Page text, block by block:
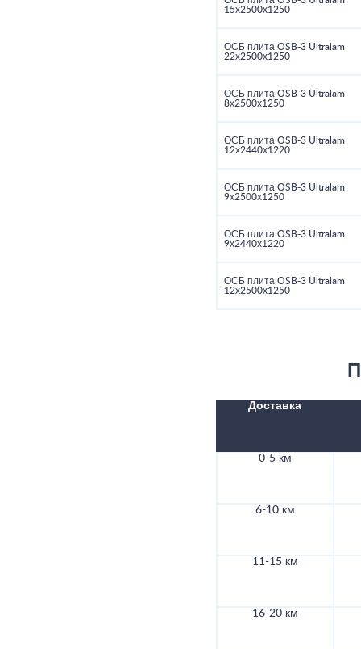
15х2500х1250
ОСБ плита OSB-3 Ultralam
22х2500х1250
ОСБ плита OSB-3 Ultralam
8х2500х1250
ОСБ плита OSB-3 Ultralam
12х2440х1220
ОСБ плита OSB-3 Ultralam
9х2500х1250
ОСБ плита OSB-3 Ultralam
9х2440х1220
ОСБ плита OSB-3 Ultralam
12х2500х1250
Доставка
0-5 км
6-10 км
11-15 км
16-20 км